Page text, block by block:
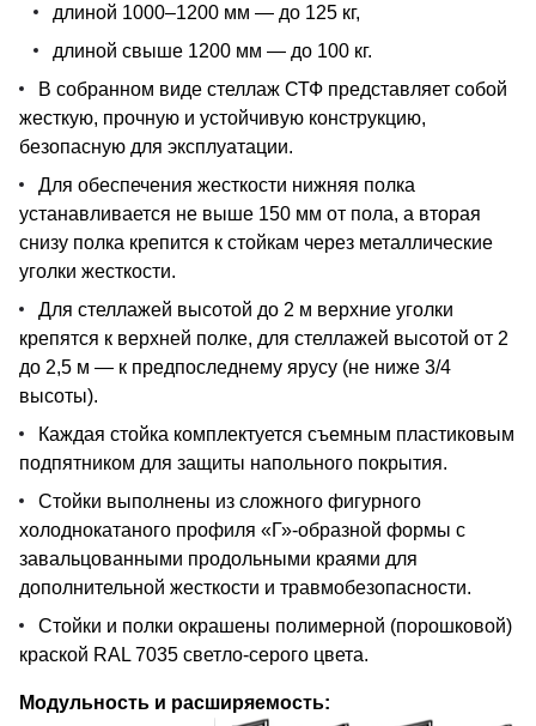
длиной 1000–1200 мм — до 125 кг,
длиной свыше 1200 мм — до 100 кг.
В собранном виде стеллаж СТФ представляет собой
жесткую, прочную и устойчивую конструкцию,
безопасную для эксплуатации.
Для обеспечения жесткости нижняя полка
устанавливается не выше 150 мм от пола, а вторая
снизу полка крепится к стойкам через металлические
уголки жесткости.
Для стеллажей высотой до 2 м верхние уголки
крепятся к верхней полке, для стеллажей высотой от 2
до 2,5 м — к предпоследнему ярусу (не ниже 3/4
высоты).
Каждая стойка комплектуется съемным пластиковым
подпятником для защиты напольного покрытия.
Стойки выполнены из сложного фигурного
холоднокатаного профиля «Г»-образной формы с
завальцованными продольными краями для
дополнительной жесткости и травмобезопасности.
Стойки и полки окрашены полимерной (порошковой)
краской RAL 7035 светло-серого цвета.
Модульность и расширяемость: